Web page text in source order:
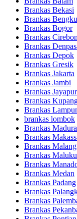
Brankas Bekasi
Brankas
Brankas Bogor
Brankas Cirebon
Brankas
Brankas Depok
Brankas Gresik
Brankas Jakarta
Brankas Jambi
Brankas
Brankas
Brankas
brankas lombok
Brankas Madura
Brankas
Brankas Malang
Brankas Maluku
Brankas
Brankas Medan
Brankas Padang
Brankas
Brankas
Brankas